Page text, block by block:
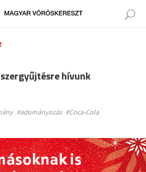
hívunk
#adományozás #Coca-Cola